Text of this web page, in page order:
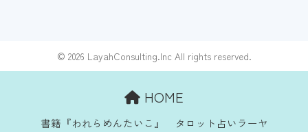
© 2026 LayahConsulting.Inc All rights reserved.
HOME
書籍『われらめんたいこ』 タロット占いラーヤ